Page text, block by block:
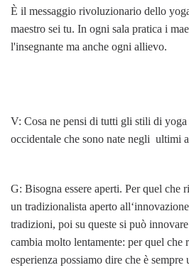
È il messaggio rivoluzionario dello
maestro sei tu. In ogni sala pratica i
l'insegnante ma anche ogni allievo.
V: Cosa ne pensi di tutti gli stili di
occidentale che sono nate negli ultimi
G: Bisogna essere aperti. Per quel che
un tradizionalista aperto
tradizioni, poi su queste si può
cambia molto lentamente: per quel che
esperienza possiamo dire che è